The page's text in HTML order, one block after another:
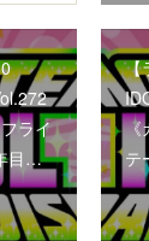
ライ
目…
【
《
テ